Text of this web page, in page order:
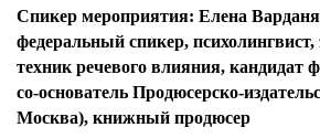
Спикер мероприятия: Елена
федеральный спикер, психолингвист,
техник речевого влияния, кандидат
со-основатель Продюсерско-
Москва), книжный продюсер